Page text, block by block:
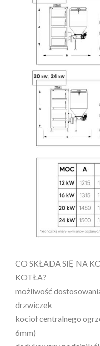
CO SKŁADA SIĘ NA
KOTŁA?
możliwość
drzwiczek
kocioł centralnego
6mm)